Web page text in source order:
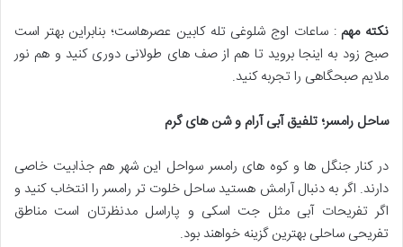
نکته مهم : ساعات اوج شلوغی تله کابین عصرهاست؛ بنابراین بهتر است
صبح زود به اینجا بروید تا هم از صف های طولانی دوری کنید و هم نور
ملایم صبحگاهی را تجربه کنید.
ساحل رامسر؛ تلفیق آبی آرام و شن های گرم
در کنار جنگل ها و کوه های رامسر سواحل این شهر هم جذابیت خاصی
دارند. اگر به دنبال آرامش هستید ساحل خلوت تر رامسر را انتخاب کنید و
اگر تفریحات آبی مثل جت اسکی و پاراسل مدنظرتان است مناطق
تفریحی ساحلی بهترین گزینه خواهند بود.